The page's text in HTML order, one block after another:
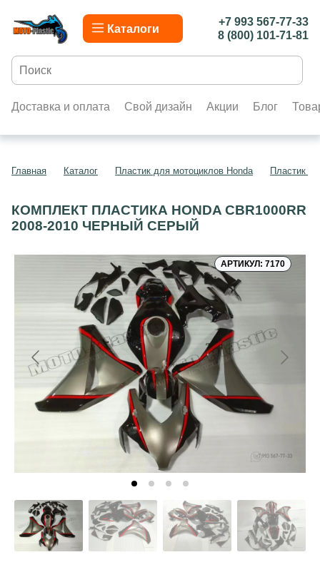
Каталоги
+7 993 567-77-33
8 (800) 101-71-81
Доставка и оплата Свой дизайн Акции Блог
Главная Каталог Пластик для мотоциклов Honda Пластик
КОМПЛЕКТ ПЛАСТИКА HONDA CBR1000RR
2008-2010 ЧЕРНЫЙ СЕРЫЙ
АРТИКУЛ: 7170